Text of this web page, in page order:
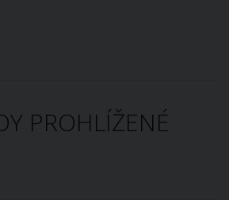
PROHLÍŽENÉ